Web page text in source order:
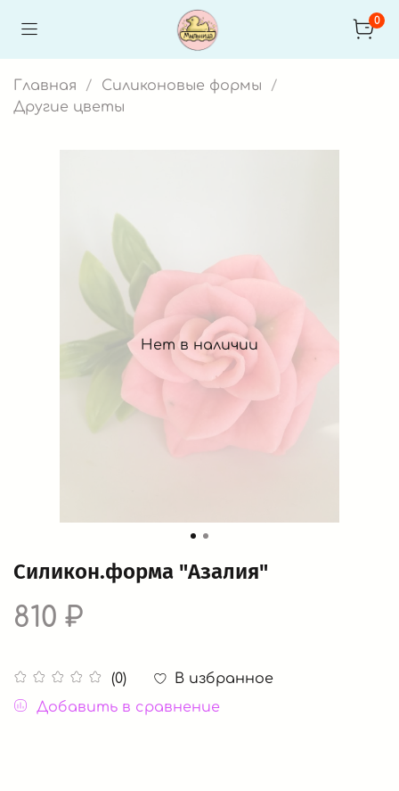
0
Главная
Силиконовые формы
Другие цветы
Нет в наличии
Силикон.форма "Азалия"
(0)
В избранное
Добавить в сравнение
810 ₽